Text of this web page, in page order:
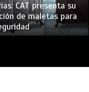
CAT presenta su
de maletas para